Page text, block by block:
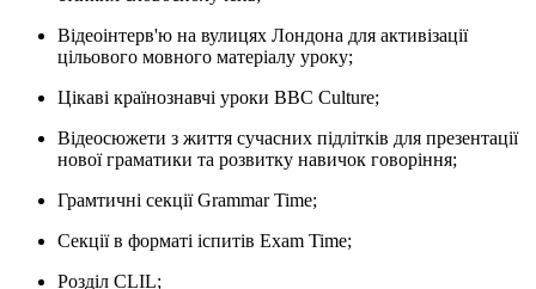
Відеоінтерв'ю на вулицях Лондона для активізації
цільового мовного матеріалу уроку;
Цікаві країнознавчі уроки BBC Culture;
Відеосюжети з життя сучасних підлітків для презентації
нової граматики та розвитку навичок говоріння;
Грамтичні секції Grammar Time;
Секції в форматі іспитів Exam Time;
Розділ CLIL;